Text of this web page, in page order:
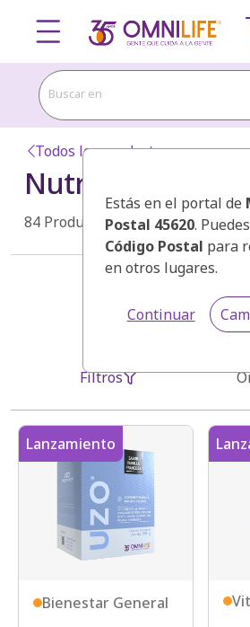
Buscar en
Estás en el portal de
Postal 45620. Puedes
Código Postal para
en otros lugares.
Continuar
Todos los productos
Nutricionales
84 Productos
Cosméticos
Filtros
Lanzamiento
Bienestar General